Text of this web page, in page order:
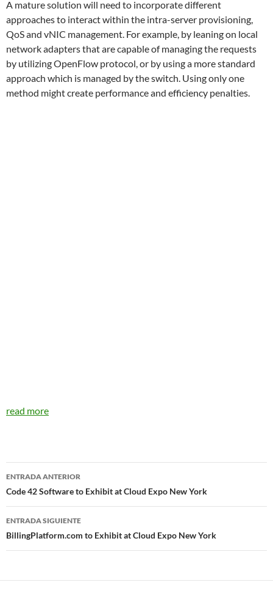
A mature solution will need to incorporate different
approaches to interact within the intra-server provisioning,
QoS and vNIC management. For example, by leaning on local
network adapters that are capable of managing the requests
by utilizing OpenFlow protocol, or by using a more standard
approach which is managed by the switch. Using only one
method might create performance and efficiency penalties.
read more
Navegador
de
entradas
ENTRADA ANTERIOR
Code 42 Software to Exhibit at Cloud Expo New York
ENTRADA SIGUIENTE
BillingPlatform.com to Exhibit at Cloud Expo New York